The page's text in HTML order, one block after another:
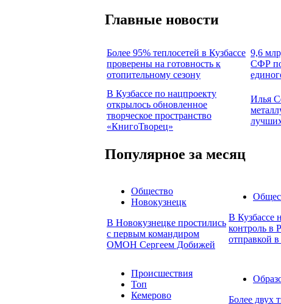
Главные новости
Более 95% теплосетей в Кузбассе
проверены на готовность к
отопительному сезону
9,6
СФР по
В Кузбассе по нацпроекту
открылось обновленное
творческое пространство
«КнигоТворец»
Илья
Популярное за месяц
Общество
Новокузнецк
В Новокузнецке простились
с первым командиром
ОМОН Сергеем Добижей
В Кузбассе
контроль в
отправкой
Происшествия
Топ
Кемерово
Более двух